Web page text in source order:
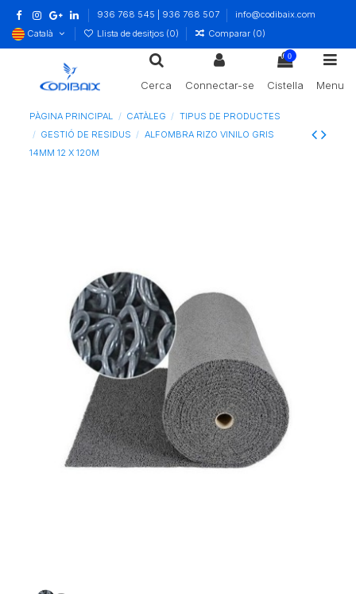
936 768 545 | 936 768 507
info@codibaix.com
Català
Llista de desitjos (0) Comparar (0)
Cerca Connectar-se
0
Cistella Menu
PÀGINA PRINCIPAL CATÀLEG
TIPUS DE PRODUCTES
GESTIÓ DE RESIDUS
ALFOMBRA RIZO VINILO GRIS
14MM 12 X 120M